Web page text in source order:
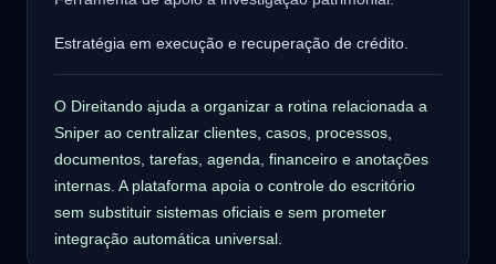
Estratégia em execução e recuperação de crédito.
O Direitando ajuda a organizar a rotina relacionada a
Sniper ao centralizar clientes, casos, processos,
documentos, tarefas, agenda, financeiro e anotações
internas. A plataforma apoia o controle do escritório
sem substituir sistemas oficiais e sem prometer
integração automática universal.